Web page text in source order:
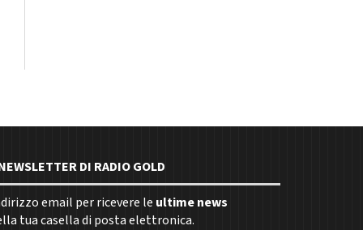
DI RADIO GOLD
email per ricevere le ultime news
tua casella di posta elettronica.